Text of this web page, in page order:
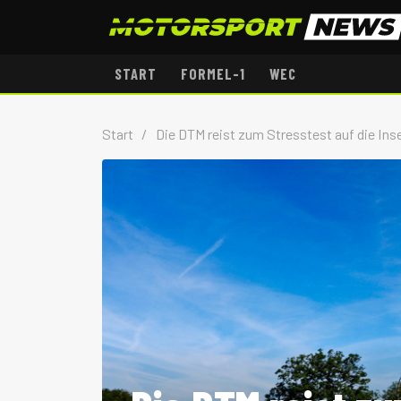
START FORMEL-1 WEC
Start / Die DTM reist zum Stresstest auf die